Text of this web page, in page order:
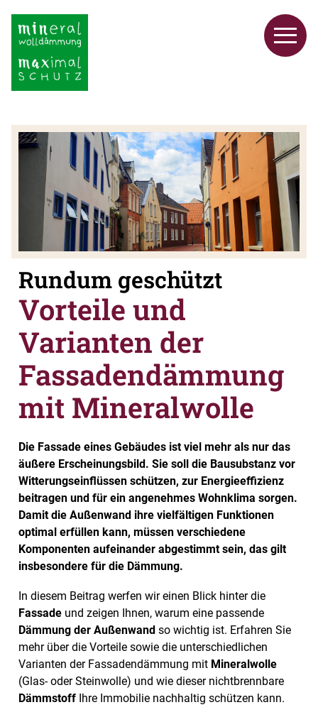
Rundum geschützt
Vorteile und
Varianten der
Fassadendämmung
mit Mineralwolle
Die Fassade eines Gebäudes ist viel mehr als nur das
äußere Erscheinungsbild. Sie soll die Bausubstanz vor
Witterungseinflüssen schützen, zur Energieeffizienz
beitragen und für ein angenehmes Wohnklima sorgen.
Damit die Außenwand ihre vielfältigen Funktionen
optimal erfüllen kann, müssen verschiedene
Komponenten aufeinander abgestimmt sein, das gilt
insbesondere für die Dämmung.
In diesem Beitrag werfen wir einen Blick hinter die
Fassade und zeigen Ihnen, warum eine passende
Dämmung der Außenwand so wichtig ist. Erfahren Sie
mehr über die Vorteile sowie die unterschiedlichen
Varianten der Fassadendämmung mit Mineralwolle
(Glas- oder Steinwolle) und wie dieser nichtbrennbare
Dämmstoff Ihre Immobilie nachhaltig schützen kann.